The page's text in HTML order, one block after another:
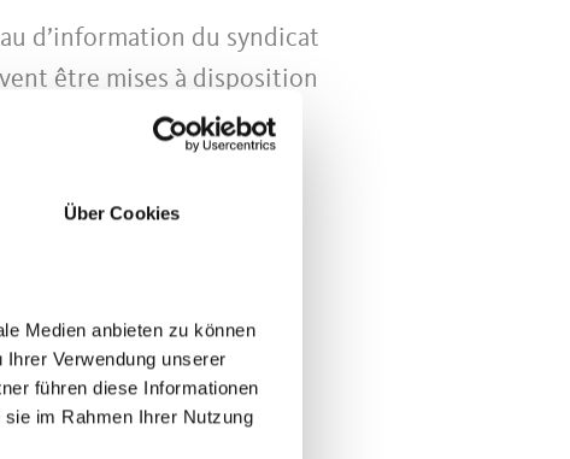
Über Cookies
Medien anbieten zu können
Verwendung unserer
führen diese Informationen
im Rahmen Ihrer Nutzung
d’information du syndicat
être mises à disposition